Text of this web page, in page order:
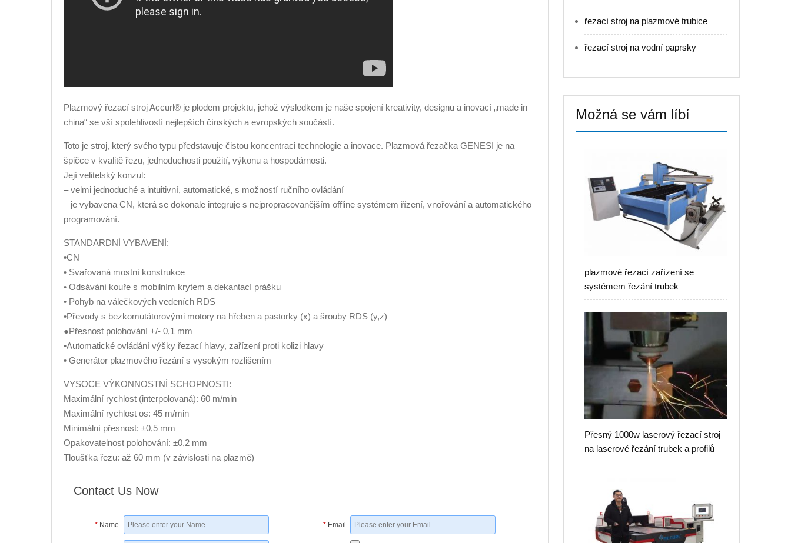
Plazmový řezací stroj Accurl® je plodem projektu, jehož výsledkem je naše spojení kreativity, designu a inovací „made in
china“ se vší spolehlivostí nejlepších čínských a evropských součástí.
Toto je stroj, který svého typu představuje čistou koncentraci technologie a inovace. Plazmová řezačka GENESI je na
špičce v kvalitě řezu, jednoduchosti použití, výkonu a hospodárnosti.
Její velitelský konzul:
– velmi jednoduché a intuitivní, automatické, s možností ručního ovládání
– je vybavena CN, která se dokonale integruje s nejpropracovanějším offline systémem řízení, vnořování a automatického
programování.
STANDARDNÍ VYBAVENÍ:
•CN
• Svařovaná mostní konstrukce
• Odsávání kouře s mobilním krytem a dekantací prášku
• Pohyb na válečkových vedeních RDS
•Převody s bezkomutátorovými motory na hřeben a pastorky (x) a šrouby RDS (y,z)
●Přesnost polohování +/- 0,1 mm
•Automatické ovládání výšky řezací hlavy, zařízení proti kolizi hlavy
• Generátor plazmového řezání s vysokým rozlišením
VYSOCE VÝKONNOSTNÍ SCHOPNOSTI:
Maximální rychlost (interpolovaná): 60 m/min
Maximální rychlost os: 45 m/min
Minimální přesnost: ±0,5 mm
Opakovatelnost polohování: ±0,2 mm
Tloušťka řezu: až 60 mm (v závislosti na plazmě)
Contact Us Now
* Name * Email
řezací stroj na plazmové trubice
řezací stroj na vodní paprsky
Možná se vám líbí
plazmové řezací zařízení se
systémem řezání trubek
Přesný 1000w laserový řezací stroj
na laserové řezání trubek a profilů